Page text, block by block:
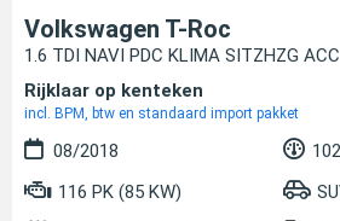
Volkswagen T-Roc
1.6 TDI NAVI PDC KLIMA SITZHZG ACC
Rijklaar op kenteken
incl. BPM, btw en standaard import pakket
08/2018
116 PK (85 KW)